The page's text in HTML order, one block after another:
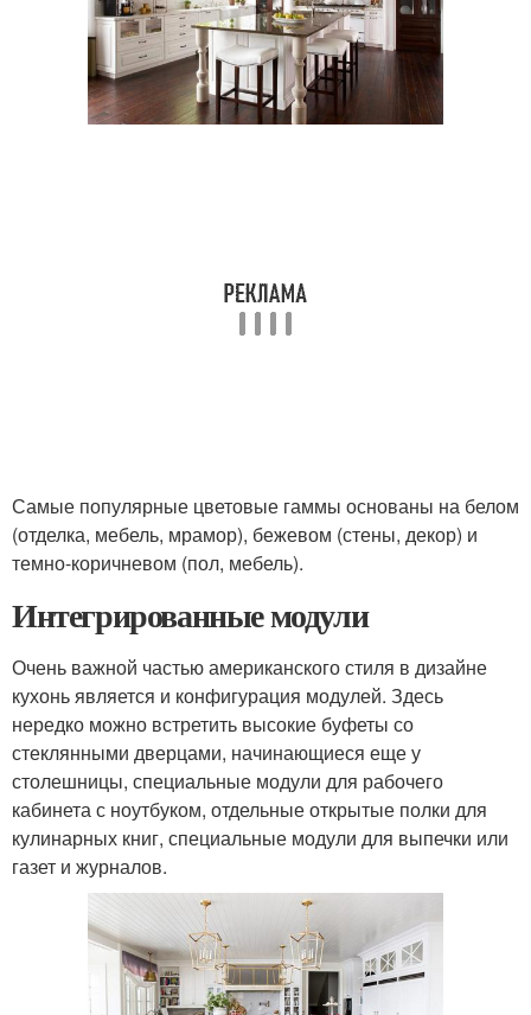
Самые популярные цветовые гаммы основаны на белом
(отделка, мебель, мрамор), бежевом (стены, декор) и
темно-коричневом (пол, мебель).
Интегрированные модули
Очень важной частью американского стиля в дизайне
кухонь является и конфигурация модулей. Здесь
нередко можно встретить высокие буфеты со
стеклянными дверцами, начинающиеся еще у
столешницы, специальные модули для рабочего
кабинета с ноутбуком, отдельные открытые полки для
кулинарных книг, специальные модули для выпечки или
газет и журналов.